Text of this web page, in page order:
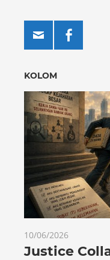
KOLOM
10/06/2026
Justice